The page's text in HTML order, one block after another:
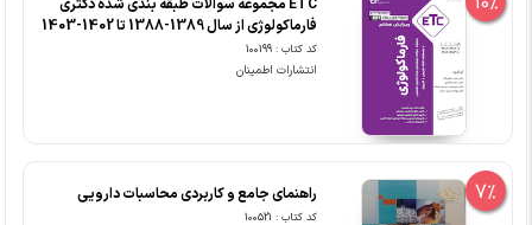
ETC مجموعه سوالات طبقه بندی شده دکتری
فارماکولوژی از سال 1389-1388 تا 1402-1403
کد کتاب : 100199
انتشارات اطمینان
7% راهنمای جامع و کاربردی محاسبات دارویی
کد کتاب : 100521